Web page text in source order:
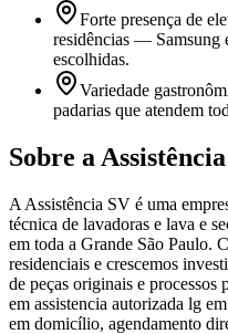
Forte presença de
residências — Samsung
escolhidas.
Variedade
padarias que atendem
Sobre a
A Assistência SV é uma
técnica de lavadoras e lava e
em toda a Grande São Paulo.
residenciais e crescemos
de peças originais e processos
em assistencia autorizada lg
em domicílio, agendamento